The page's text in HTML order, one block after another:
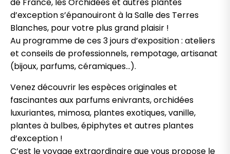
de France, les Orchidées et autres plantes
d’exception s’épanouiront à la Salle des Terres
Blanches, pour votre plus grand plaisir !
Au programme de ces 3 jours d’exposition : ateliers
et conseils de professionnels, rempotage, artisanat
(bijoux, parfums, céramiques…).
Venez découvrir les espèces originales et
fascinantes aux parfums enivrants, orchidées
luxuriantes, mimosa, plantes exotiques, vanille,
plantes à bulbes, épiphytes et autres plantes
d’exception !
C’est le voyage extraordinaire que vous propose le